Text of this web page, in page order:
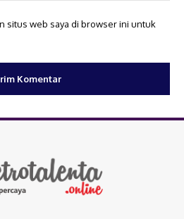
situs web saya di browser ini untuk